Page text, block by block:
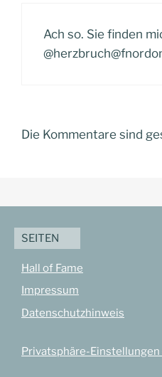
Ach so. Sie finden
Die Kommentare sind
SEITEN
Hall of Fame
Impressum
Datenschutzhinweis
Privatsphäre-Einstellungen